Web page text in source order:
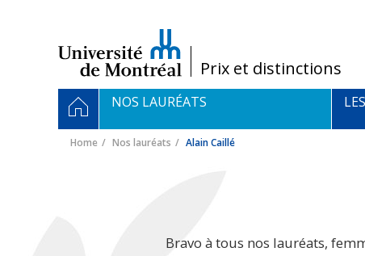
/Prix et distinctions
Navigation
principale
HOMENOS LAURÉATS
Home Nos lauréats Alain Caillé
Bravo à tous nos lauréats,